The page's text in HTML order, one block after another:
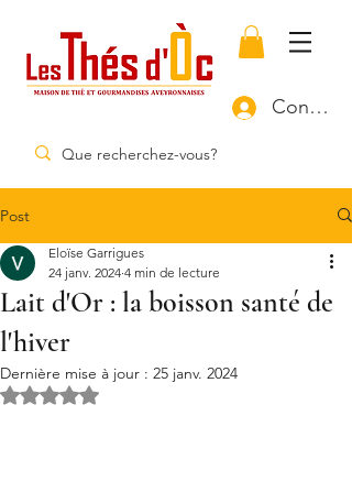
Post
Lait d'Or : la boisson santé de
l'hiver
Eloïse Garrigues
24 janv. 2024 4 min de lecture
Dernière mise à jour : 25 janv. 2024
Noté NaN étoiles sur 5.